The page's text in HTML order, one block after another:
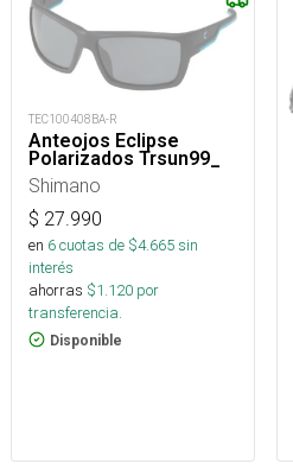
TEC100408BA-R
Anteojos Eclipse
Polarizados Trsun99_
Shimano
$ 27.990
en 6cuotas de $4.665sin
interés
ahorras $1.120 por
transferencia.
Disponible